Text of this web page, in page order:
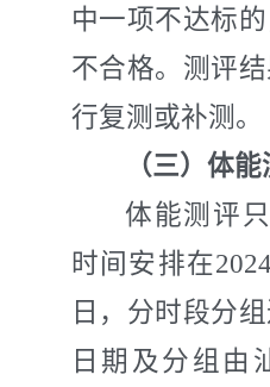
中一项不达标
不合格。测评
行复测或补测。
（三）体
体能测评
时间安排在202
日，分时段分
日期及分组由